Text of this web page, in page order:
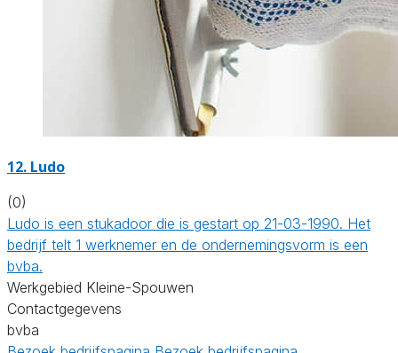
12. Ludo
(0)
Ludo is een stukadoor die is gestart op 21-03-1990. Het
bedrijf telt 1 werknemer en de ondernemingsvorm is een
bvba.
Werkgebied Kleine-Spouwen
Contactgegevens
bvba